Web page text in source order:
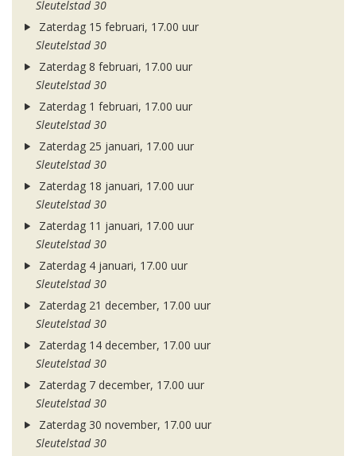
Sleutelstad 30
Zaterdag 15 februari, 17.00 uur
Sleutelstad 30
Zaterdag 8 februari, 17.00 uur
Sleutelstad 30
Zaterdag 1 februari, 17.00 uur
Sleutelstad 30
Zaterdag 25 januari, 17.00 uur
Sleutelstad 30
Zaterdag 18 januari, 17.00 uur
Sleutelstad 30
Zaterdag 11 januari, 17.00 uur
Sleutelstad 30
Zaterdag 4 januari, 17.00 uur
Sleutelstad 30
Zaterdag 21 december, 17.00 uur
Sleutelstad 30
Zaterdag 14 december, 17.00 uur
Sleutelstad 30
Zaterdag 7 december, 17.00 uur
Sleutelstad 30
Zaterdag 30 november, 17.00 uur
Sleutelstad 30